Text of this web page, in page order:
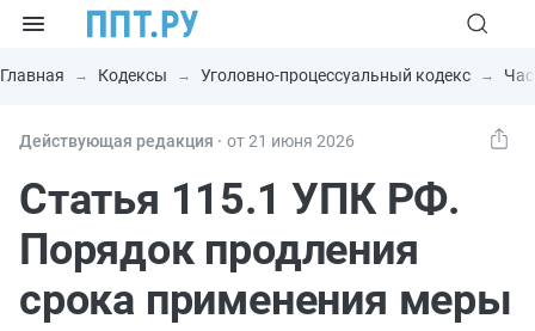
Главная Кодексы Уголовно-процессуальный кодекс
Действующая редакция ⸱ от 21 июня 2026
Статья 115.1 УПК РФ.
Порядок продления
срока применения меры